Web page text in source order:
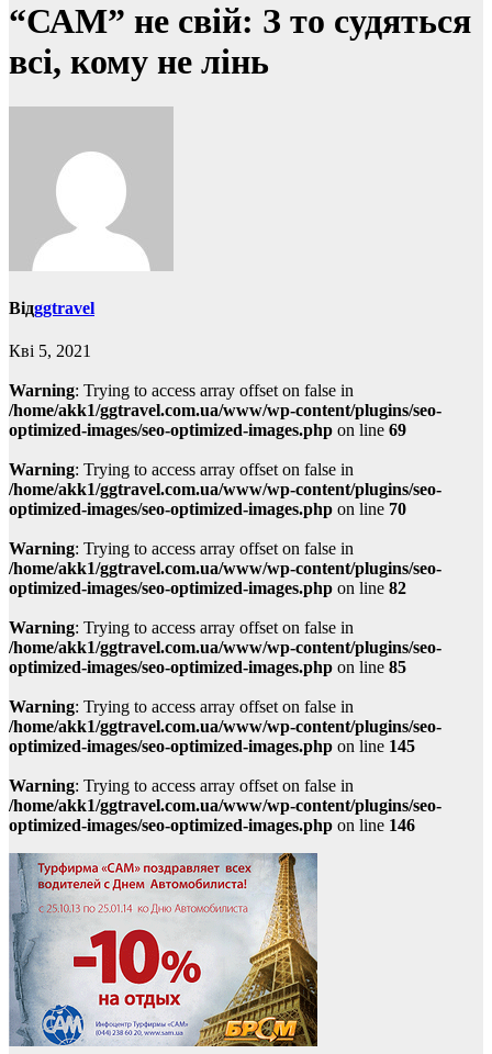
“САМ” не свій: З то судяться
всі, кому не лінь
Відggtravel
Кві 5, 2021
Warning: Trying to access array offset on false in
/home/akk1/ggtravel.com.ua/www/wp-content/plugins/seo-
optimized-images/seo-optimized-images.php on line 69
Warning: Trying to access array offset on false in
/home/akk1/ggtravel.com.ua/www/wp-content/plugins/seo-
optimized-images/seo-optimized-images.php on line 70
Warning: Trying to access array offset on false in
/home/akk1/ggtravel.com.ua/www/wp-content/plugins/seo-
optimized-images/seo-optimized-images.php on line 82
Warning: Trying to access array offset on false in
/home/akk1/ggtravel.com.ua/www/wp-content/plugins/seo-
optimized-images/seo-optimized-images.php on line 85
Warning: Trying to access array offset on false in
/home/akk1/ggtravel.com.ua/www/wp-content/plugins/seo-
optimized-images/seo-optimized-images.php on line 145
Warning: Trying to access array offset on false in
/home/akk1/ggtravel.com.ua/www/wp-content/plugins/seo-
optimized-images/seo-optimized-images.php on line 146